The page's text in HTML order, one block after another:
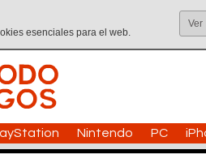
esenciales para el web.
Ver
Nintendo PC